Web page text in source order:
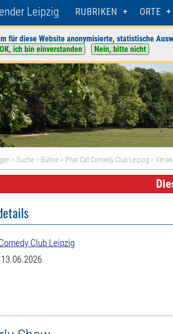
Leipzig RUBRIKEN ORTE
für diese Website anonymisierte, statistische
OK, ich bin einverstanden Nein, bitte nicht
> Suche > Bühne > Phat Cat Comedy Club Leipzig >
Club Leipzig